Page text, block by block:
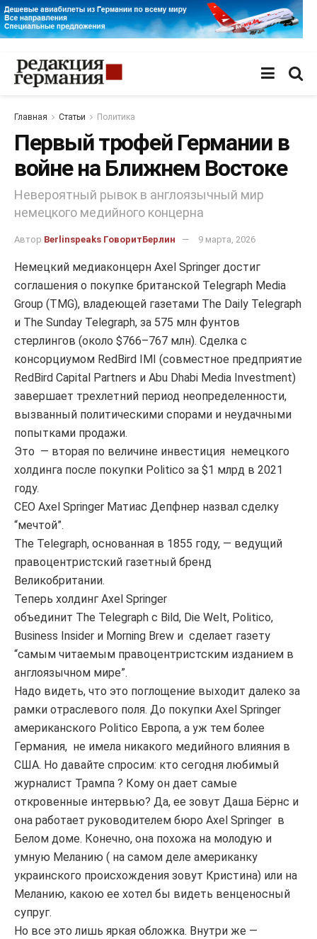
Главная Статьи Политика
Первый трофей Германии в
войне на Ближнем Востоке
Невероятный рывок в англоязычный мир
немецкого медийного концерна
Автор Berlinspeaks ГоворитБерлин 9 марта, 2026
Немецкий медиаконцерн Axel Springer достиг
соглашения о покупке британской Telegraph Media
Group (TMG), владеющей газетами The Daily Telegraph
и The Sunday Telegraph, за 575 млн фунтов
стерлингов (около $766–767 млн). Сделка с
консорциумом RedBird IMI (совместное предприятие
RedBird Capital Partners и Abu Dhabi Media Investment)
завершает трехлетний период неопределенности,
вызванный политическими спорами и неудачными
попытками продажи.
Это — вторая по величине инвестиция немецкого
холдинга после покупки Politico за $1 млрд в 2021
году.
CEO Axel Springer Матиас Депфнер назвал сделку
“мечтой”.
The Telegraph, основанная в 1855 году, — ведущий
правоцентристский газетный бренд
Великобритании.
Теперь холдинг Axel Springer
объединит The Telegraph с Bild, Die Welt, Politico,
Business Insider и Morning Brew и сделает газету
“самым читаемым правоцентристским изданием в
англоязычном мире”.
Надо видеть, что это поглощение выходит далеко за
рамки отраслевого поля. До покупки Axel Springer
американского Politico Европа, а уж тем более
Германия, не имела никакого медийного влияния в
США. Но давайте спросим: кто сегодня любимый
журналист Трампа ? Кому он дает самые
откровенные интервью? Да, ее зовут Даша Бёрнс и
она работает руководителем бюро Axel Springer в
Белом доме. Конечно, она похожа на молодую и
умную Меланию ( на самом деле американку
украинского происхождения зовут Кристина) или на
Меланию, какою ее хотел бы видеть венценосный
супруг.
Но все это лишь яркая обложка. Внутри же —